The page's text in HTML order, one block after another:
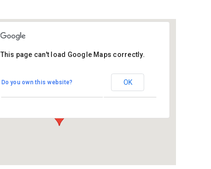
Josephstraat 7 - Breda
This page can't load Google Maps correctly.
Do you own this website? OK